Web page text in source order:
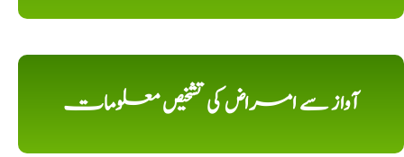
آواز سے امراض کی تشخیص معلومات